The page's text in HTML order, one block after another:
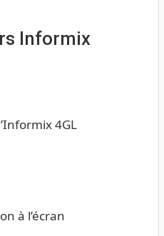
Informix
4GL
à l’écran